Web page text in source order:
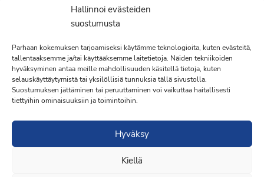
Hallinnoi evästeiden
suostumusta
Parhaan kokemuksen tarjoamiseksi käytämme teknologioita, kuten evästeitä,
tallentaaksemme ja/tai käyttääksemme laitetietoja. Näiden tekniikoiden
hyväksyminen antaa meille mahdollisuuden käsitellä tietoja, kuten
selauskäyttäytymistä tai yksilöllisiä tunnuksia tällä sivustolla.
Suostumuksen jättäminen tai peruuttaminen voi vaikuttaa haitallisesti
tiettyihin ominaisuuksiin ja toimintoihin.
Hyväksy
Kiellä
Yhdistyksen toimisto
Laivapojankatu 3 C, 00180 Helsinki
toimisto@propo.fi
Saavutettavuusseloste »
Toiminnanjohtaja